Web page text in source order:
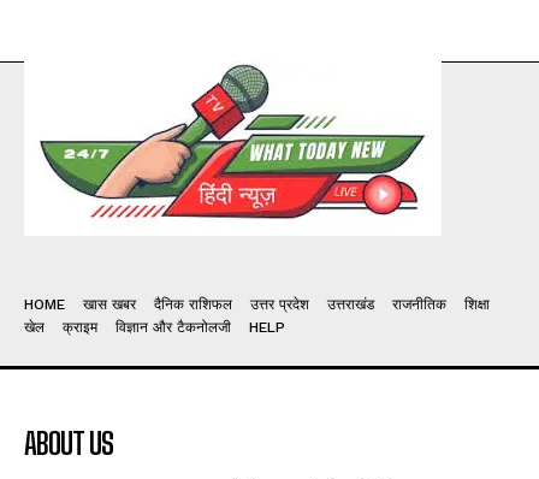
HOME खास खबर दैनिक राशिफल उत्तर प्रदेश उत्तराखंड राजनीतिक
शिक्षा
खेल
क्राइम विज्ञान और टैकनोलजी HELP
ABOUT US